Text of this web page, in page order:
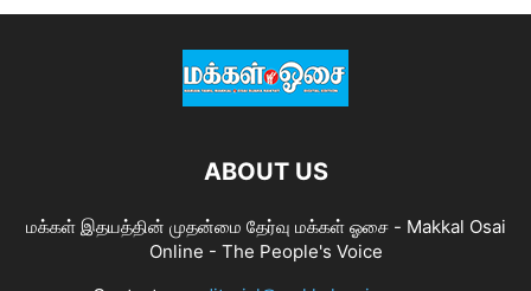
ABOUT US
மக்கள் இதயத்தின் முதன்மை தேர்வு மக்கள் ஓசை - Makkal Osai
Online - The People's Voice